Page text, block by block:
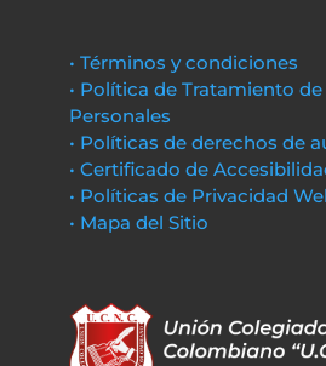
• Términos y condiciones
• Política de Tratamiento
Personales
• Políticas de derechos de
• Certificado de
• Políticas de Privacidad
• Mapa del Sitio